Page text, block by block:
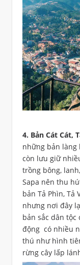
4. Bản Cát Cát,
những bản làng
còn lưu giữ
trồng bông,
Sapa nên thu
bản Tả Phìn,
nhưng nơi đây
bản sắc dân
động có nhiều
thú như hình
rừng cây lấp